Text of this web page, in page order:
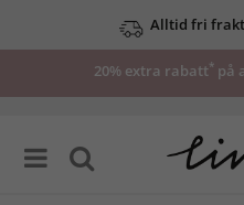
Alltid fri frakt
20% extra rabatt*på